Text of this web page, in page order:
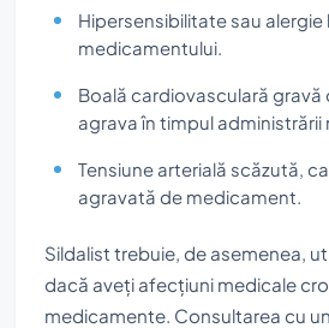
Hipersensibilitate sau
medicamentului.
Boală cardiovasculară gravă
agrava în timpul administrării
Tensiune arterială scăzută,
agravată de medicament.
Sildalist trebuie, de asemenea,
dacă aveți afecțiuni medicale
medicamente. Consultarea cu